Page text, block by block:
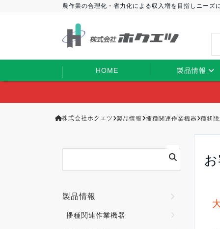
農作業の合理化・省力化による収入増を目指しニー
HOME 製品情報
株式会社ホクエツ 製品情報 播種関連作業機器 種籾
製品情報
播種関連作業機器